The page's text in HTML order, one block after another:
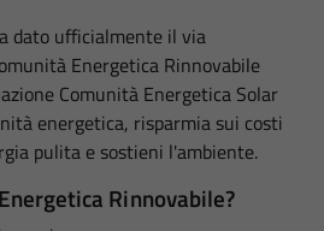
dato ufficialmente il via
Energetica Rinnovabile
Comunità Energetica Solar
energetica, risparmia sui costi
pulita e sostieni l'ambiente.
Rinnovabile?